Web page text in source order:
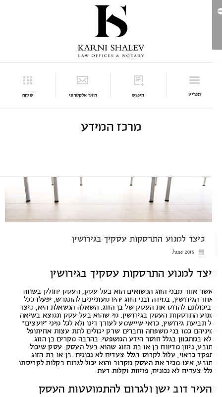
שיחה דואר אלקטרוני חיפוש תפריט
מרכז המידע
כיצד למנוע התרסקות עסקיך בגירושין
June 2015
למנוע התרסקות עסקיך בגירושין
אחד מבני הזוג הנשואים הוא בעל עסק, העסק יחולק בשווה
הגירושין, במידה ובני הזוג יהיו מעוניינים להתגרש, יפעלו ככל
להרוס את העסק של בן הזוג. השאלה הנשאלת היא, כיצד
התרסקות העסק בגירושין. מי שהוא בעל עסק ונמצא בשיאה
תביעת גירושין, כדאי שיישמע לעורך דינו ולא לכל מיני “יועצים”
כמו בני משפחה וחברים שרק יכולים לתת עצות אחיתופל
במתכוון בגלל חוסר הידע המשפטי. בהרבה מקרים בן הזוג
ניזון מדיווח בן או בת הזוג שהוא בעל העסק. עסק שיכול
כראוי, עלול לקרוס בגלל צעדים לא נכונים. בן או בת הזוג
אינו מכיר את העסק מקרוב והוא יכול לגרום בקלות לקריסתו
צעדים לא נכונים, פזיזות וקלות דעת.
דוב ישן ולגרום להתמוטטות העסק